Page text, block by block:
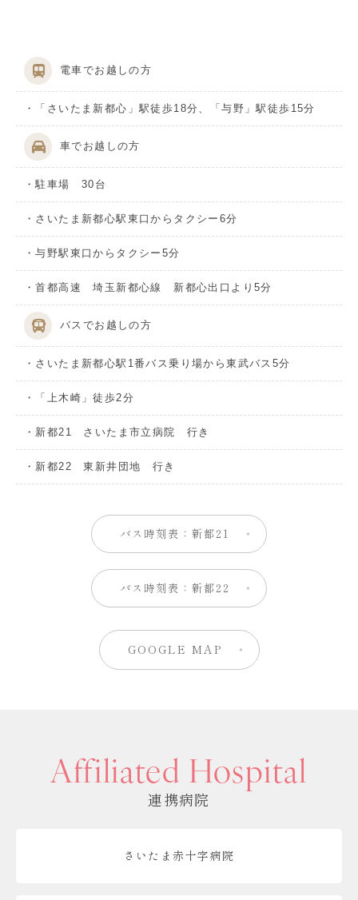
電車でお越しの方
・「さいたま新都心」駅徒歩18分、「与野」駅徒歩15分
車でお越しの方
・駐車場 30台
・さいたま新都心駅東口からタクシー6分
・与野駅東口からタクシー5分
・首都高速 埼玉新都心線 新都心出口より5分
バスでお越しの方
・さいたま新都心駅1番バス乗り場から東武バス5分
・「上木崎」徒歩2分
・新都21 さいたま市立病院 行き
・新都22 東新井団地 行き
バス時刻表：新都21
バス時刻表：新都22
GOOGLE MAP
Affiliated Hospital
連携病院
さいたま赤十字病院